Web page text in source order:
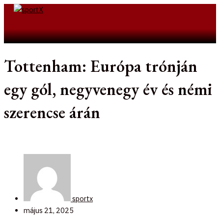
Skip
Tottenham: Európa trónján
egy gól, negyvenegy év és némi
szerencse árán
sportx
május 21, 2025